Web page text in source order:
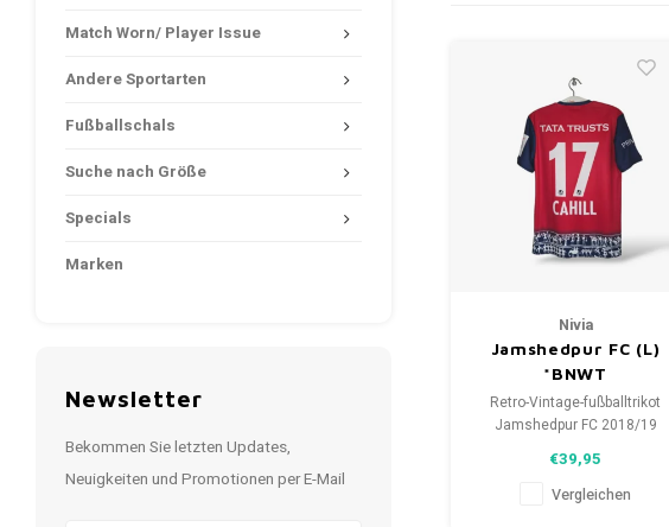
Match Worn/ Player Issue
Andere Sportarten
Fußballschals
Suche nach Größe
Specials
Marken
Newsletter
Bekommen Sie letzten Updates,
Neuigkeiten und Promotionen per E-Mail
Nivia
Jamshedpur FC (L)
*BNWT
Retro-Vintage-fußballtrikot
Jamshedpur FC 2018/19
Gesamtzustand des Hemdes:
9.5/10 (BNWT)
€39,95
Vergleichen